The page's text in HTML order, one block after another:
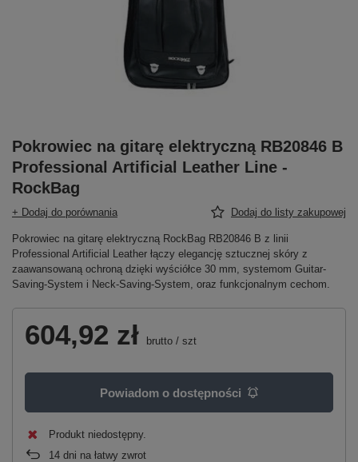
Pokrowiec na gitarę elektryczną RB20846 B
Professional Artificial Leather Line -
RockBag
+ Dodaj do porównania Dodaj do listy zakupowej
Pokrowiec na gitarę elektryczną RockBag RB20846 B z linii
Professional Artificial Leather łączy elegancję sztucznej skóry z
zaawansowaną ochroną dzięki wyściółce 30 mm, systemom Guitar-
Saving-System i Neck-Saving-System, oraz funkcjonalnym cechom.
604,92 zł brutto / szt
Powiadom o dostępności
Produkt niedostępny
14 dni na łatwy zwrot